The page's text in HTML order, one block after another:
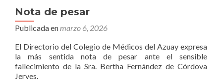
Nota de pesar
Publicada enmarzo 6, 2026
El Directorio del Colegio de Médicos del Azuay expresa
la más sentida nota de pesar ante el sensible
fallecimiento de la Sra. Bertha Fernández de Córdova
Jerves.